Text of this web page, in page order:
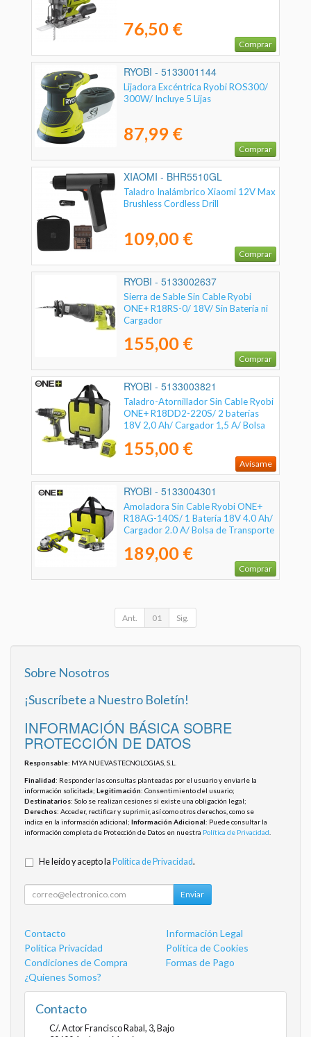
76,50 €
Comprar
RYOBI - 5133001144
Lijadora Excéntrica Ryobi ROS300/
300W/ Incluye 5 Lijas
87,99 €
Comprar
XIAOMI - BHR5510GL
Taladro Inalámbrico Xiaomi 12V Max
Brushless Cordless Drill
109,00 €
Comprar
RYOBI - 5133002637
Sierra de Sable Sin Cable Ryobi
ONE+ R18RS-0/ 18V/ Sin Batería ni
Cargador
155,00 €
Comprar
RYOBI - 5133003821
Taladro-Atornillador Sin Cable Ryobi
ONE+ R18DD2-220S/ 2 baterías
18V 2,0 Ah/ Cargador 1,5 A/ Bolsa
155,00 €
Avísame
RYOBI - 5133004301
Amoladora Sin Cable Ryobi ONE+
R18AG-140S/ 1 Batería 18V 4.0 Ah/
Cargador 2.0 A/ Bolsa de Transporte
189,00 €
Comprar
Ant. 01 Sig.
Sobre Nosotros
¡Suscríbete a Nuestro Boletín!
INFORMACIÓN BÁSICA SOBRE
PROTECCIÓN DE DATOS
Responsable: MYA NUEVAS TECNOLOGIAS, S.L.
Finalidad: Responder las consultas planteadas por el usuario y enviarle la
información solicitada; Legitimación: Consentimiento del usuario;
Destinatarios: Solo se realizan cesiones si existe una obligación legal;
Derechos: Acceder, rectificar y suprimir, así como otros derechos, como se
indica en la información adicional; Información Adicional: Puede consultar la
información completa de Protección de Datos en nuestra Política de Privacidad
He leído y acepto la Política de Privacidad.
Enviar
Contacto
Información Legal
Política Privacidad
Política de Cookies
Condiciones de Compra
Formas de Pago
¿Quienes Somos?
Contacto
C/. Actor Francisco Rabal, 3, Bajo